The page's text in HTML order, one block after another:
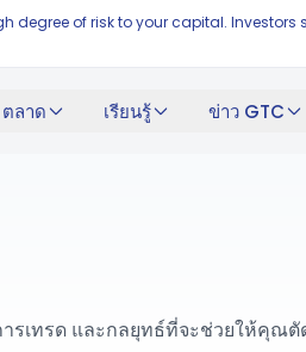
degree of risk to your capital.
ตลาด เรียนรู้ ข่าว GTC
รเทรด และกลยุทธ์ที่จะช่วยให้คุณตั